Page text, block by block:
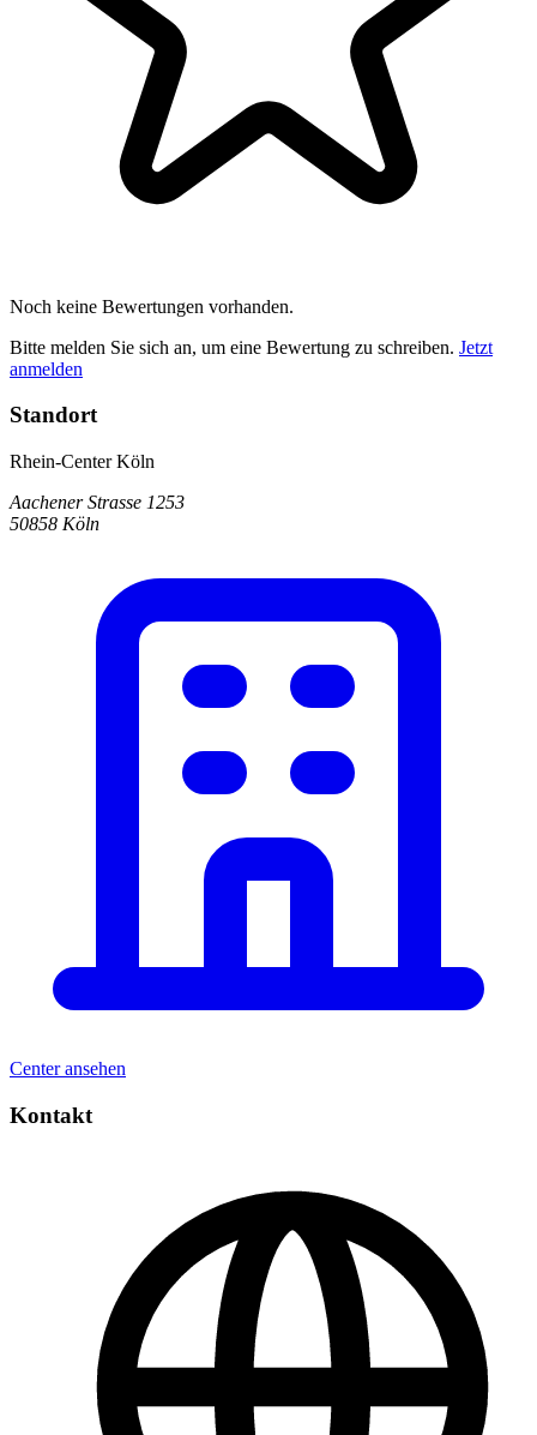
Noch keine Bewertungen vorhanden.
Bitte melden Sie sich an, um eine Bewertung zu schreiben. Jetzt
anmelden
Standort
Rhein-Center Köln
Aachener Strasse 1253
50858 Köln
Center ansehen
Kontakt